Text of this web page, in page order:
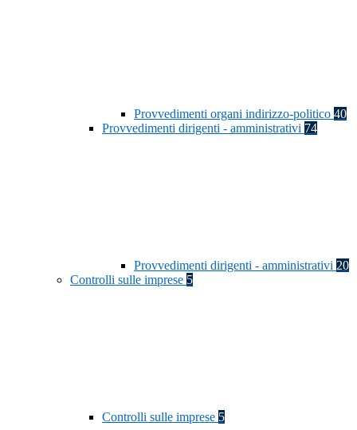
Provvedimenti organi indirizzo-politico 40
Provvedimenti dirigenti - amministrativi 74
Provvedimenti dirigenti - amministrativi 20
Controlli sulle imprese 5
Controlli sulle imprese 5